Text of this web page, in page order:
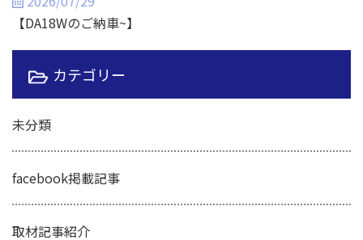
【DA18Wのご納車~】
カテゴリー
未分類
facebook掲載記事
取材記事紹介